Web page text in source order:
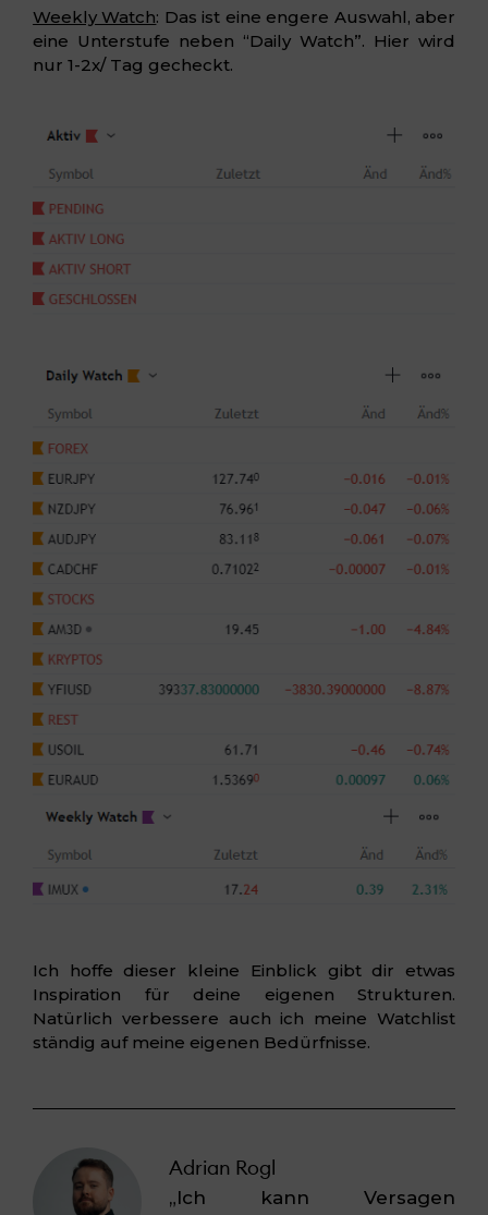
Weekly Watch: Das ist eine engere Auswahl, aber
eine Unterstufe neben “Daily Watch”. Hier wird
nur 1-2x/ Tag gecheckt.
Ich hoffe dieser kleine Einblick gibt dir etwas
Inspiration für deine eigenen Strukturen.
Natürlich verbessere auch ich meine Watchlist
ständig auf meine eigenen Bedürfnisse.
Adrian Rogl
„Ich kann Versagen